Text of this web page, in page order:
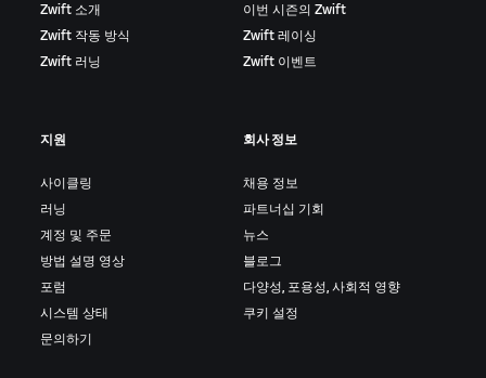
로 나타납니다.
드래프팅/시팅인:
한 명 이상의 라이더가 앞뒤로 늘어서
면서도 같은 스피드를 낼 수 있습니다.
드롭:한 명의 라이더가 다른 라이더나 라이더 그룹의 속
도를 따라가지 못하고 뒤처지는 상황입니다.
필드 스프린트/번치 스프린트:레이스 결승선을 앞두고
메인 그룹 라이더들이 집단 스프린트로 경쟁하는 것입니
라이더 또는 라이더 그룹 간의 시간 간격이나 거리 차
Zwift 소개
Zwift 작동 방식
Zwift 러닝
이번 시즌의 Zwift
Zwift 레이싱
Zwift 이벤트
지원
사이클링
러닝
계정 및 주문
방법 설명 영상
포럼
시스템 상태
문의하기
회사 정보
채용 정보
파트너십 기회
뉴스
블로그
다양성, 포용성, 사회적 영향
쿠키 설정